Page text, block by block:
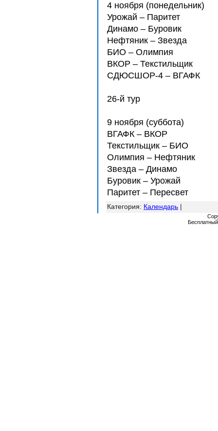
4 ноября (понедельник)
Урожай – Паритет
Динамо – Буровик
Нефтяник – Звезда
БИО – Олимпия
ВКОР – Текстильщик
СДЮCШОР-4 – ВГАФК
26-й тур
9 ноября (суббота)
ВГАФК – ВКОР
Текстильщик – БИО
Олимпия – Нефтяник
Звезда – Динамо
Буровик – Урожай
Паритет – Пересвет
Категория: Календарь |